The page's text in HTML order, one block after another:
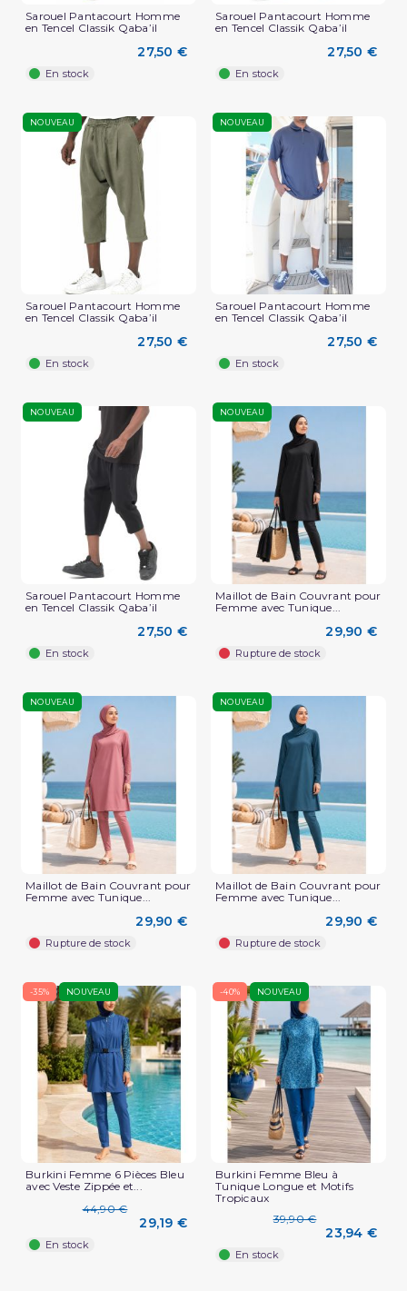
Sarouel Pantacourt Homme
en Tencel Classik Qaba’il
27,50 €
En stock
Sarouel Pantacourt Homme
en Tencel Classik Qaba’il
27,50 €
En stock
NOUVEAU
Sarouel Pantacourt Homme
en Tencel Classik Qaba’il
27,50 €
En stock
NOUVEAU
Sarouel Pantacourt Homme
en Tencel Classik Qaba’il
27,50 €
En stock
NOUVEAU
Sarouel Pantacourt Homme
en Tencel Classik Qaba’il
27,50 €
En stock
NOUVEAU
Maillot de Bain Couvrant pour
Femme avec Tunique...
29,90 €
Rupture de stock
NOUVEAU
Maillot de Bain Couvrant pour
Femme avec Tunique...
29,90 €
Rupture de stock
NOUVEAU
Maillot de Bain Couvrant pour
Femme avec Tunique...
29,90 €
Rupture de stock
-35% NOUVEAU
Burkini Femme 6 Pièces Bleu
avec Veste Zippée et...
44,90 €
29,19 €
En stock
-40% NOUVEAU
Burkini Femme Bleu à
Tunique Longue et Motifs
Tropicaux
39,90 €
23,94 €
En stock